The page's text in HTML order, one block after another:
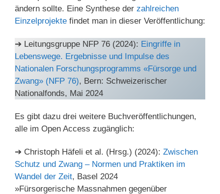
ändern sollte. Eine Synthese der zahlreichen
Einzelprojekte findet man in dieser Veröffentlichung:
➔ Leitungsgruppe NFP 76 (2024): Eingriffe in
Lebenswege. Ergebnisse und Impulse des
Nationalen Forschungsprogramms «Fürsorge und
Zwang» (NFP 76), Bern: Schweizerischer
Nationalfonds, Mai 2024
Es gibt dazu drei weitere Buchveröffentlichungen,
alle im Open Access zugänglich:
➔ Christoph Häfeli et al. (Hrsg.) (2024): Zwischen
Schutz und Zwang – Normen und Praktiken im
Wandel der Zeit, Basel 2024
»Fürsorgerische Massnahmen gegenüber